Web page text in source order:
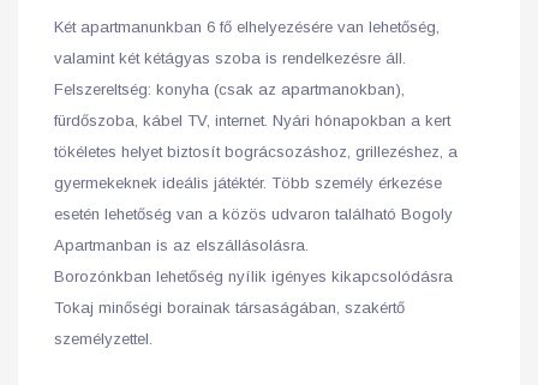
Két apartmanunkban 6 fő elhelyezésére van lehetőség,
valamint két kétágyas szoba is rendelkezésre áll.
Felszereltség: konyha (csak az apartmanokban),
fürdőszoba, kábel TV, internet. Nyári hónapokban a kert
tökéletes helyet biztosít bográcsozáshoz, grillezéshez, a
gyermekeknek ideális játéktér. Több személy érkezése
esetén lehetőség van a közös udvaron található Bogoly
Apartmanban is az elszállásolásra.
Borozónkban lehetőség nyílik igényes kikapcsolódásra
Tokaj minőségi borainak társaságában, szakértő
személyzettel.